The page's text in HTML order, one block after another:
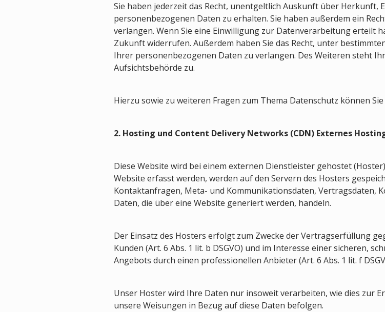
Sie haben jederzeit das Recht, unentgeltlich Auskunft über Herkunft,
personenbezogenen Daten zu erhalten. Sie haben außerdem ein
verlangen. Wenn Sie eine Einwilligung zur Datenverarbeitung erteilt
Zukunft widerrufen. Außerdem haben Sie das Recht, unter
Ihrer personenbezogenen Daten zu verlangen. Des Weiteren steht
Aufsichtsbehörde zu.
Hierzu sowie zu weiteren Fragen zum Thema Datenschutz können
2. Hosting und Content Delivery Networks (CDN) Externes
Diese Website wird bei einem externen Dienstleister gehostet
Website erfasst werden, werden auf den Servern des Hosters
Kontaktanfragen, Meta- und Kommunikationsdaten, Vertragsdaten,
Daten, die über eine Website generiert werden, handeln.
Der Einsatz des Hosters erfolgt zum Zwecke der Vertragserfüllung
Kunden (Art. 6 Abs. 1 lit. b DSGVO) und im Interesse einer sicheren,
Angebots durch einen professionellen Anbieter (Art. 6 Abs. 1 lit. f
Unser Hoster wird Ihre Daten nur insoweit verarbeiten, wie dies zur
unsere Weisungen in Bezug auf diese Daten befolgen.